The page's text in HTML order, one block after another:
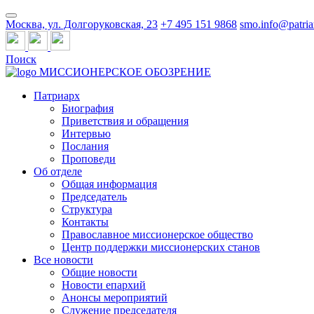
Москва, ул. Долгоруковская, 23 +7 495 151 9868
Поиск
МИССИОНЕРСКОЕ ОБОЗРЕНИЕ
Патриарх
Биография
Приветствия и обращения
Интервью
Послания
Проповеди
Об отделе
Общая информация
Председатель
Структура
Контакты
Православное миссионерское общество
Центр поддержки миссионерских станов
Все новости
Общие новости
Новости епархий
Анонсы мероприятий
Служение председателя